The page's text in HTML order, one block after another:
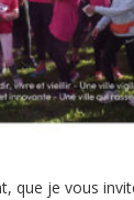
que je vous